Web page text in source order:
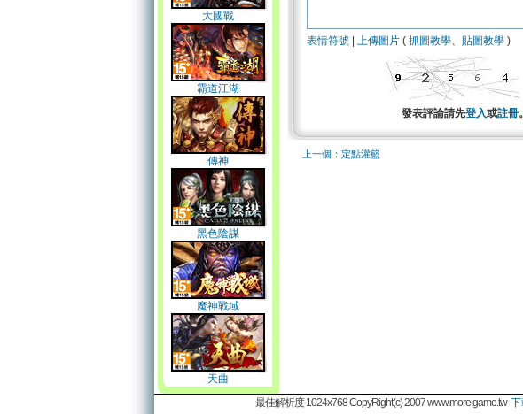
大國戰
霸道江湖
傳神
黑色陰謀
魔神戰域
天曲
表情符號 上傳圖片 ( 抓圖教學、 貼圖教學 )
發表評論請先登入或註冊
上一個：定點灌籃
最佳解析度 1024x768 CopyRight(c) 2007 www.more.game.tw 下